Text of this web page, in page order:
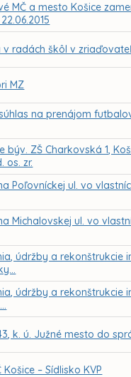
MČ a mesto Košice
radách škôl v
MZ
súhlas na prenájom
ZŠ Charkovská 1,
os. zr.
Poľovníckej ul. vo
Michalovskej ul. vo
údržby a rekonštrukcie
údržby a rekonštrukcie
k. ú. Južné mesto do
– Sídlisko KVP